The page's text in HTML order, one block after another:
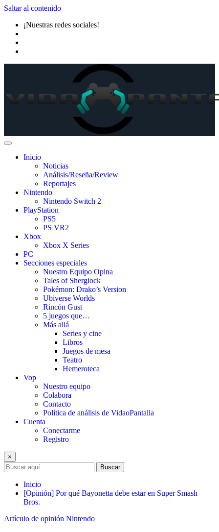
Saltar al contenido
¡Nuestras redes sociales!
Inicio
Noticias
Análisis/Reseña/Review
Reportajes
Nintendo
Nintendo Switch 2
PlayStation
PS5
PS VR2
Xbox
Xbox X Series
PC
Secciones especiales
Nuestro Equipo Opina
Tales of Shergiock
Pokémon: Drako’s Version
Ubiverse Worlds
Rincón Gust
5 juegos que…
Más allá
Series y cine
Libros
Juegos de mesa
Teatro
Hemeroteca
Vop
Nuestro equipo
Colabora
Contacto
Política de análisis de VidaoPantalla
Cuenta
Conectarme
Registro
×
Buscar
Inicio
[Opinión] Por qué Bayonetta debe estar en Super Smash
Bros.
Artículo de opinión Nintendo